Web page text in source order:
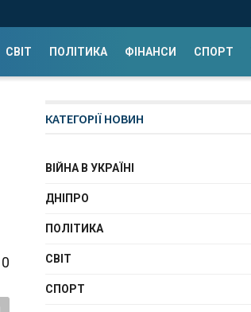
СВІТ ПОЛІТИКА ФІНАНСИ СПОРТ
0
КАТЕГОРІЇ НОВИН
ВІЙНА В УКРАЇНІ
ДНІПРО
ПОЛІТИКА
СВІТ
СПОРТ